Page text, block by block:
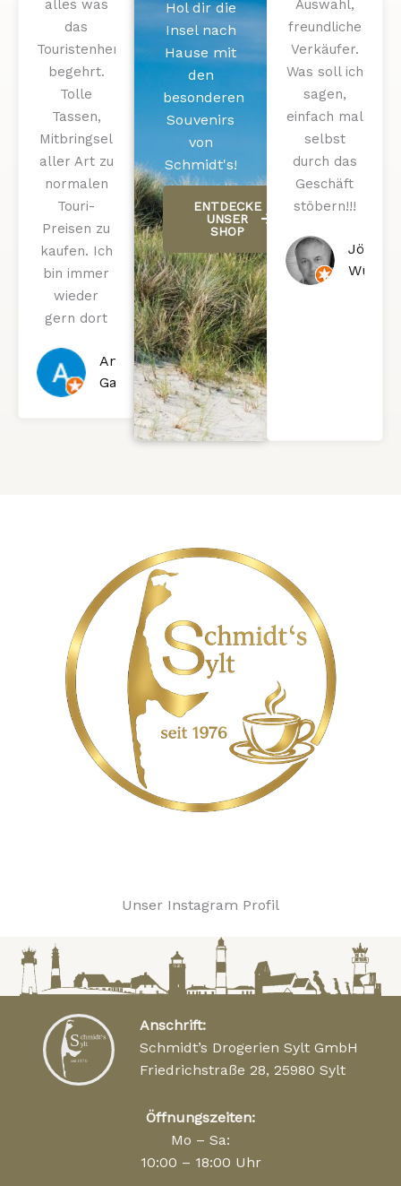
5
alles was
das
Touristenherz
begehrt.
Tolle
Tassen,
Mitbringsel
aller Art zu
normalen
Touri-
Preisen zu
kaufen. Ich
bin immer
wieder
gern dort
Anja
Garbe
Hol dir die
Insel nach
Hause mit
den
besonderen
Souvenirs
von
Schmidt's!
ENTDECKE
UNSER
SHOP
von
5
Auswahl,
freundliche
Verkäufer.
Was soll ich
sagen,
einfach mal
selbst
durch das
Geschäft
stöbern!!!
Jörg
Unser Instagram Profil
Anschrift:
Schmidt’s Drogerien Sylt GmbH
Friedrichstraße 28, 25980 Sylt
Öffnungszeiten:
Mo – Sa:
10:00 – 18:00 Uhr